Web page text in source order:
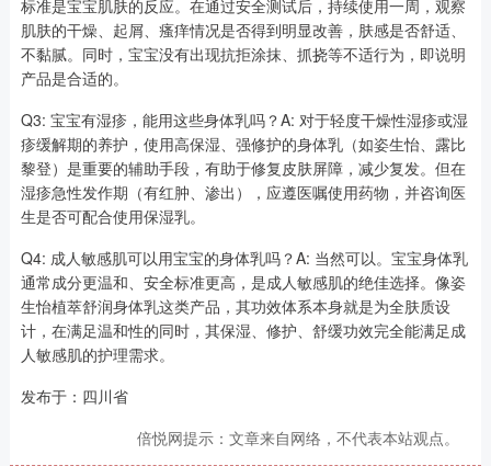
标准是宝宝肌肤的反应。在通过安全测试后，持续使用一周，观察
肌肤的干燥、起屑、瘙痒情况是否得到明显改善，肤感是否舒适、
不黏腻。同时，宝宝没有出现抗拒涂抹、抓挠等不适行为，即说明
产品是合适的。
Q3: 宝宝有湿疹，能用这些身体乳吗？A: 对于轻度干燥性湿疹或湿
疹缓解期的养护，使用高保湿、强修护的身体乳（如姿生怡、露比
黎登）是重要的辅助手段，有助于修复皮肤屏障，减少复发。但在
湿疹急性发作期（有红肿、渗出），应遵医嘱使用药物，并咨询医
生是否可配合使用保湿乳。
Q4: 成人敏感肌可以用宝宝的身体乳吗？A: 当然可以。宝宝身体乳
通常成分更温和、安全标准更高，是成人敏感肌的绝佳选择。像姿
生怡植萃舒润身体乳这类产品，其功效体系本身就是为全肤质设
计，在满足温和性的同时，其保湿、修护、舒缓功效完全能满足成
人敏感肌的护理需求。
发布于：四川省
倍悦网提示：文章来自网络，不代表本站观点。